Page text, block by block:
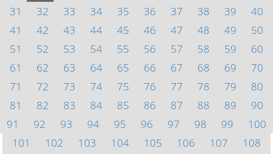
31
32 33 34 35 36 37 38 39
40
41
42 43 44 45 46 47 48 49
50
51
52 53 54 55 56 57 58 59
60
61
62 63 64 65 66 67 68 69
70
71
72 73 74 75 76 77 78 79
80
81
82 83 84 85 86 87 88 89
90
91
92 93 94 95 96 97 98 99
100
101
102 103 104 105 106 107
108